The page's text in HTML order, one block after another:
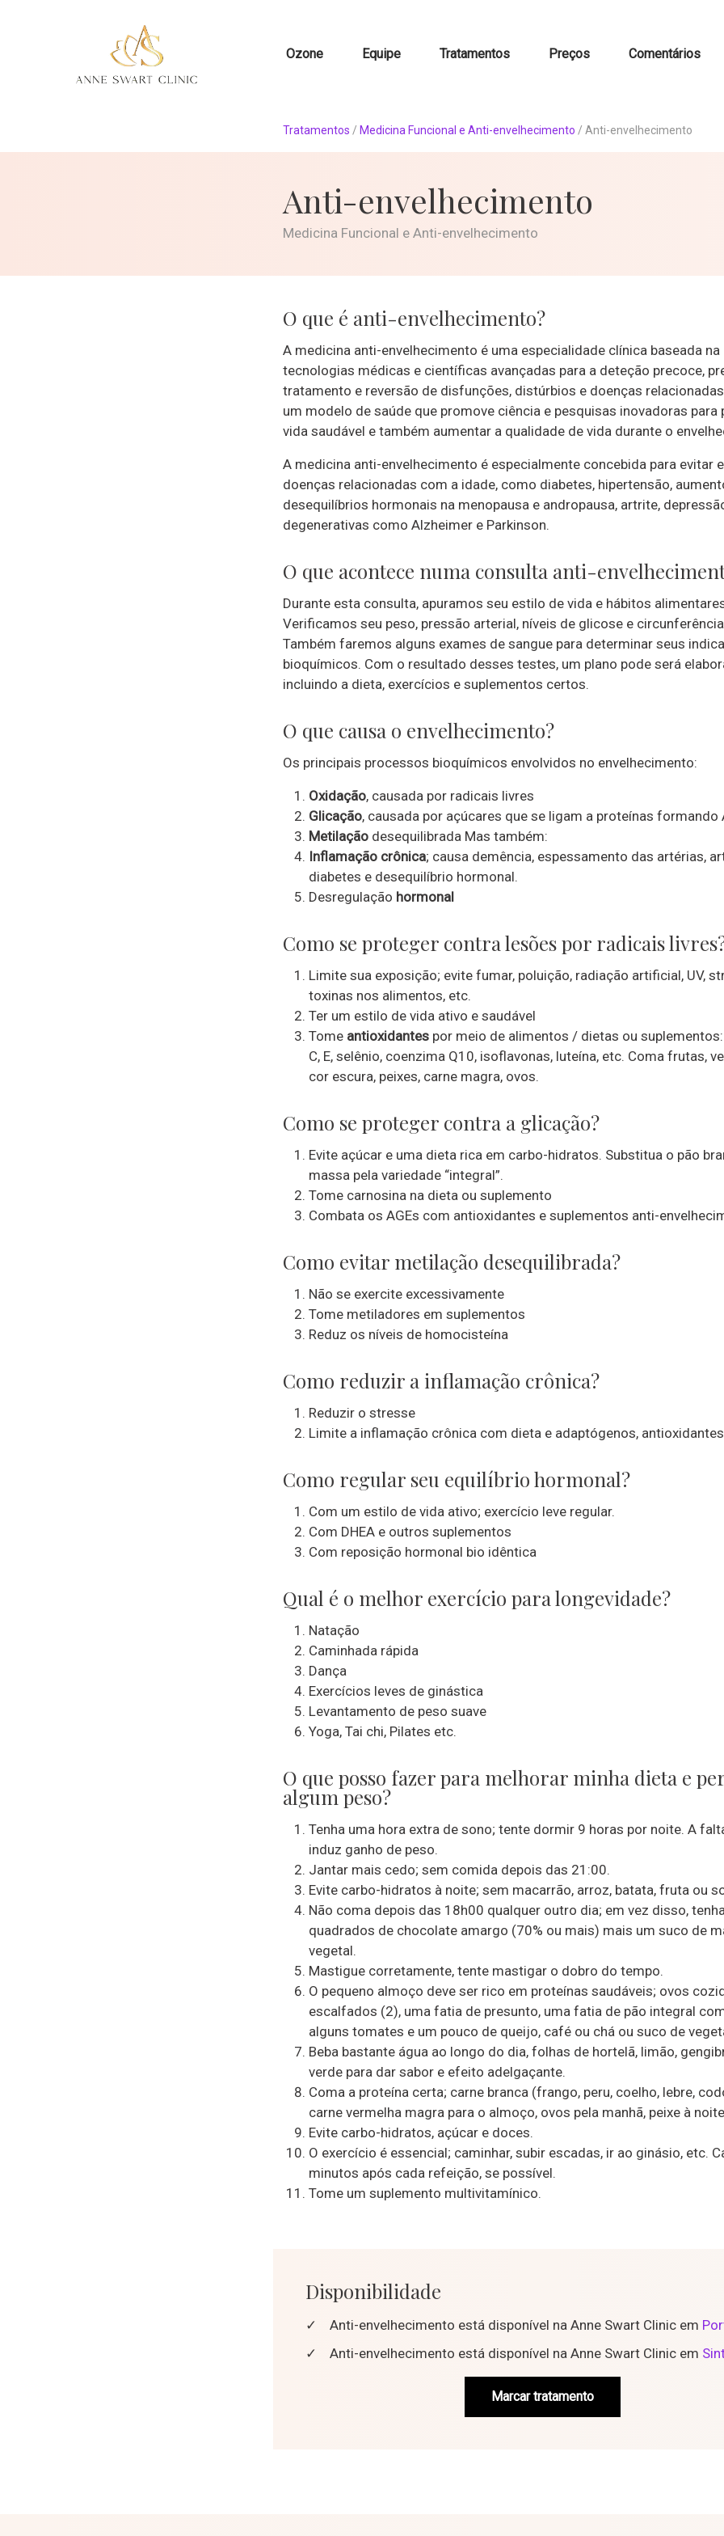
Ozone Equipe Tratamentos Preços Comentários
Tratamentos / Medicina Funcional e Anti-envelhecimento / Anti-envelhecimento
Anti-envelhecimento
Medicina Funcional e Anti-envelhecimento
O que é anti-envelhecimento?
A medicina anti-envelhecimento é uma especialidade clínica baseada
tecnologias médicas e científicas avançadas para a deteção precoce,
tratamento e reversão de disfunções, distúrbios e doenças relacionadas
um modelo de saúde que promove ciência e pesquisas inovadoras para
vida saudável e também aumentar a qualidade de vida durante o
A medicina anti-envelhecimento é especialmente concebida para evitar
doenças relacionadas com a idade, como diabetes, hipertensão,
desequilíbrios hormonais na menopausa e andropausa, artrite,
degenerativas como Alzheimer e Parkinson.
O que acontece numa consulta anti-
Durante esta consulta, apuramos seu estilo de vida e hábitos
Verificamos seu peso, pressão arterial, níveis de glicose e
Também faremos alguns exames de sangue para determinar seus
bioquímicos. Com o resultado desses testes, um plano pode será
incluindo a dieta, exercícios e suplementos certos.
O que causa o envelhecimento?
Os principais processos bioquímicos envolvidos no envelhecimento:
Oxidação, causada por radicais livres
Glicação, causada por açúcares que se ligam a proteínas formando
Metilaçãodesequilibrada Mas também:
Inflamação crônica; causa demência, espessamento das artérias,
diabetes e desequilíbrio hormonal.
Desregulação hormonal
Como se proteger contra lesões por radicais
Limite sua exposição; evite fumar, poluição, radiação artificial, UV,
toxinas nos alimentos, etc.
Ter um estilo de vida ativo e saudável
Tome antioxidantespor meio de alimentos / dietas ou
C, E, selênio, coenzima Q10, isoflavonas, luteína, etc. Coma frutas,
cor escura, peixes, carne magra, ovos.
Como se proteger contra a glicação?
Evite açúcar e uma dieta rica em carbo-hidratos. Substitua o pão
massa pela variedade “integral”.
Tome carnosina na dieta ou suplemento
Combata os AGEs com antioxidantes e suplementos anti-
Como evitar metilação desequilibrada?
Não se exercite excessivamente
Tome metiladores em suplementos
Reduz os níveis de homocisteína
Como reduzir a inflamação crônica?
Reduzir o stresse
Limite a inflamação crônica com dieta e adaptógenos, antioxidantes
Como regular seu equilíbrio hormonal?
Com um estilo de vida ativo; exercício leve regular.
Com DHEA e outros suplementos
Com reposição hormonal bio idêntica
Qual é o melhor exercício para longevidade?
Natação
Caminhada rápida
Dança
Exercícios leves de ginástica
Levantamento de peso suave
Yoga, Tai chi, Pilates etc.
O que posso fazer para melhorar minha dieta e
algum peso?
Tenha uma hora extra de sono; tente dormir 9 horas por noite. A
induz ganho de peso.
Jantar mais cedo; sem comida depois das 21:00.
Evite carbo-hidratos à noite; sem macarrão, arroz, batata, fruta ou
Não coma depois das 18h00 qualquer outro dia; em vez disso,
quadrados de chocolate amargo (70% ou mais) mais um suco de
vegetal.
Mastigue corretamente, tente mastigar o dobro do tempo.
O pequeno almoço deve ser rico em proteínas saudáveis; ovos
escalfados (2), uma fatia de presunto, uma fatia de pão integral
alguns tomates e um pouco de queijo, café ou chá ou suco de
Beba bastante água ao longo do dia, folhas de hortelã, limão,
verde para dar sabor e efeito adelgaçante.
Coma a proteína certa; carne branca (frango, peru, coelho, lebre,
carne vermelha magra para o almoço, ovos pela manhã, peixe à
Evite carbo-hidratos, açúcar e doces.
O exercício é essencial; caminhar, subir escadas, ir ao ginásio, etc.
minutos após cada refeição, se possível.
Tome um suplemento multivitamínico.
Disponibilidade
✓ Anti-envelhecimento está disponível na Anne Swart Clinic em
✓
Anti-envelhecimento está disponível na Anne Swart Clinic em
Marcar tratamento